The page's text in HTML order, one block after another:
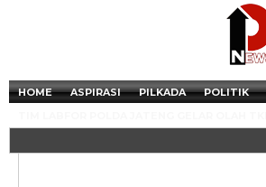
HOME ASPIRASI PILKADA POLITIK